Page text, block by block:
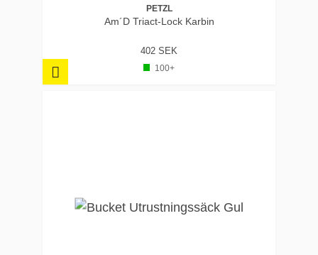
PETZL
Am´D Triact-Lock Karbin
402 SEK
100+